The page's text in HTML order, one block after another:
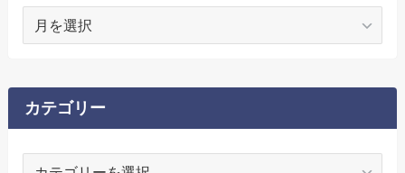
ブ
カテゴリー